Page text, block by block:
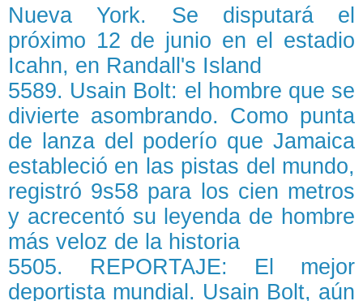
Nueva York. Se disputará el
próximo 12 de junio en el estadio
Icahn, en Randall's Island
5589. Usain Bolt: el hombre que se
divierte asombrando. Como punta
de lanza del poderío que Jamaica
estableció en las pistas del mundo,
registró 9s58 para los cien metros
y acrecentó su leyenda de hombre
más veloz de la historia
5505. REPORTAJE: El mejor
deportista mundial. Usain Bolt, aún